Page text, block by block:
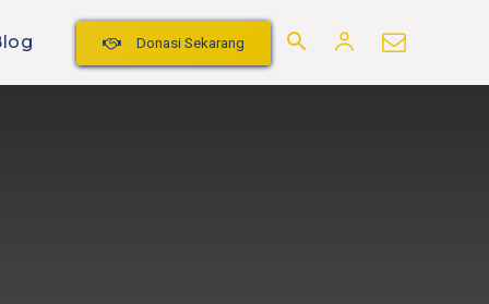
Donasi Sekarang